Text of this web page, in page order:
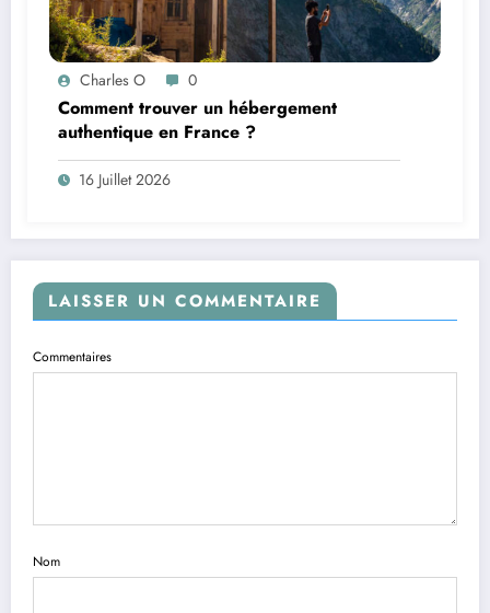
Charles O 0
Comment trouver un hébergement
authentique en France ?
16 Juillet 2026
LAISSER UN COMMENTAIRE
Commentaires
Nom